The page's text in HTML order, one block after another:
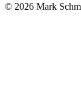
© 2026 Mark